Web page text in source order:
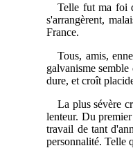
Telle fut ma foi
s'arrangèrent,
France.
Tous, amis,
galvanisme
dure, et croît
La plus sévère
lenteur. Du
travail de tant
personnalité. Telle